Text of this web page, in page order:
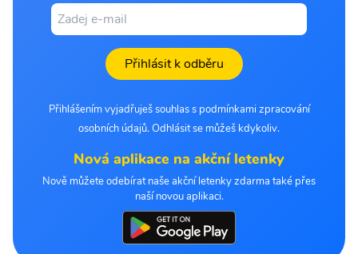
Přihlásit k odběru
Přihlášením vyjadřuješ souhlas s podmínkami zpracování
osobních údajů. Odhlásit se můžeš kdykoliv.
Nová aplikace na akční letenky
Nově můžete odebírat naše akční letenky zdarma také přes
naší novou aplikaci.